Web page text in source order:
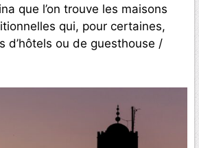
que l’on trouve les maisons
qui, pour certaines,
d’hôtels ou de guesthouse /